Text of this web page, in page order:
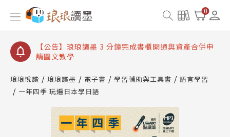
0
【公告】琅琅讀墨數位閱讀資產合併與書櫃開通申請
【公告】琅琅讀墨書櫃開通常見問題
【公告】琅琅讀墨 3 分鐘完成書櫃開通與資產合併申
請圖文教學
查詢
【公告】琅琅讀墨數位閱讀資產合併與書櫃開通申請
琅琅悅讀 琅琅讀墨 電子書 學習輔助與工具書
語言學習
一年四季 玩遍日本學日語